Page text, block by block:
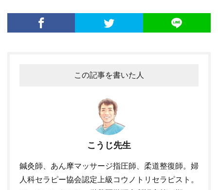
この記事を書いた人
こうじ先生
鍼灸師、あん摩マッサージ指圧師、柔道整復師。婦
人科セラピー協会認定上級コウノトリセラピスト。